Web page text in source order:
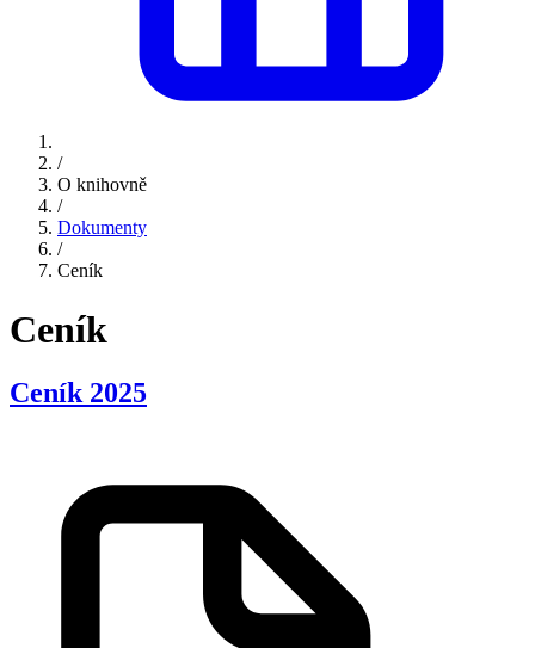
/
O knihovně
/
Dokumenty
/
Ceník
Ceník
Ceník 2025